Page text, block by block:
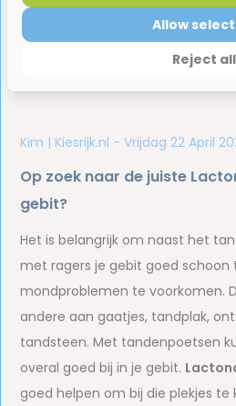
Kim | Kiesrijk.nl - Vrijdag 22 April
Op zoek naar de juiste
gebit?
Het is belangrijk om naast het
met ragers je gebit goed schoon
mondproblemen te voorkomen.
andere aan gaatjes, tandplak,
tandsteen. Met tandenpoetsen
overal goed bij in je gebit.
goed helpen om bij die plekjes te
Reject all
Allow